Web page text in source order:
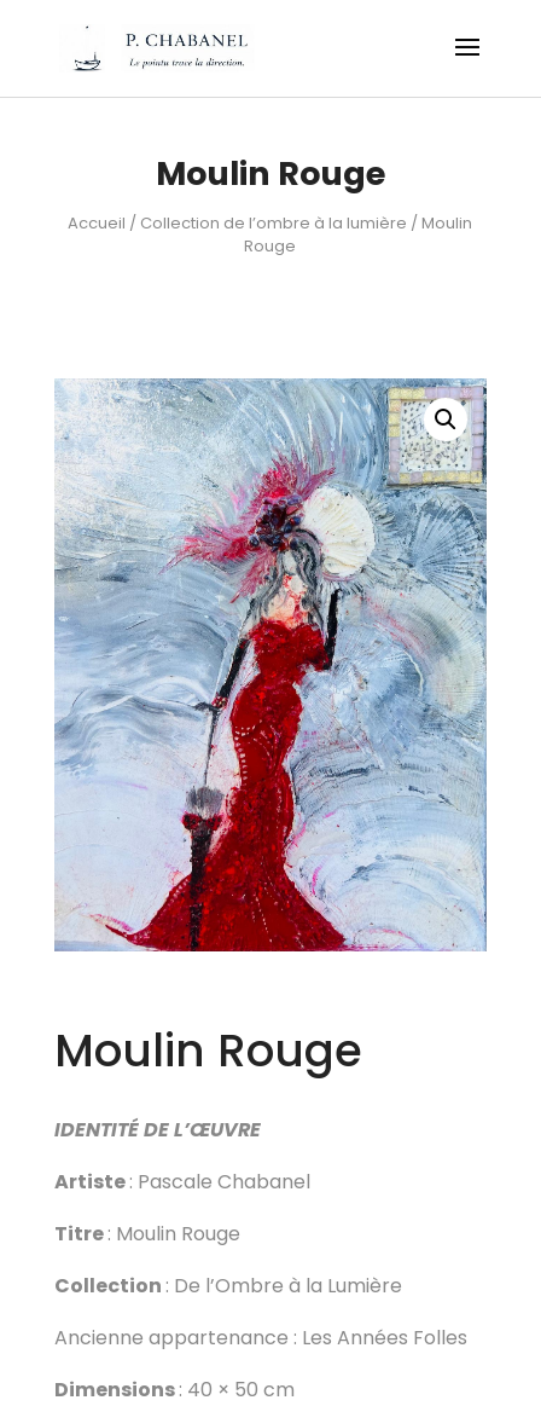
Moulin Rouge
Accueil / Collection de l’ombre à la lumière / Moulin
Rouge
Moulin Rouge
IDENTITÉ DE L’ŒUVRE
Artiste: Pascale Chabanel
Titre: Moulin Rouge
Collection : De l’Ombre à la Lumière
Ancienne appartenance : Les Années Folles
Dimensions: 40 × 50 cm